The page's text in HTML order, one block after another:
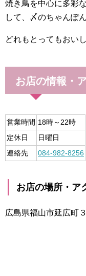
焼き鳥を中心に多彩
して、〆のちゃんぽ
どれもとってもおい
お店の情報・
営業時間 18時～22時
定休日
日曜日
連絡先
084-982-8256
お店の場所・ア
広島県福山市延広町